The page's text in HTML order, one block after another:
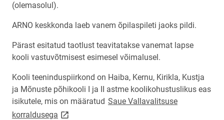
(olemasolul).
ARNO keskkonda laeb vanem õpilaspileti jaoks pildi.
Pärast esitatud taotlust teavitatakse vanemat lapse
kooli vastuvõtmisest esimesel võimalusel.
Kooli teeninduspiirkond on Haiba, Kernu, Kirikla, Kustja
ja Mõnuste põhikooli I ja II astme koolikohustuslikus eas
isikutele, mis on määratud Saue Vallavalitsuse
korraldusega link opens on new page